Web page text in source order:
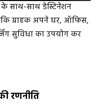
के साथ-साथ डेस्टिनेशन
ग्राहक अपने घर, ऑफिस,
सुविधा का उपयोग कर
रणनीति